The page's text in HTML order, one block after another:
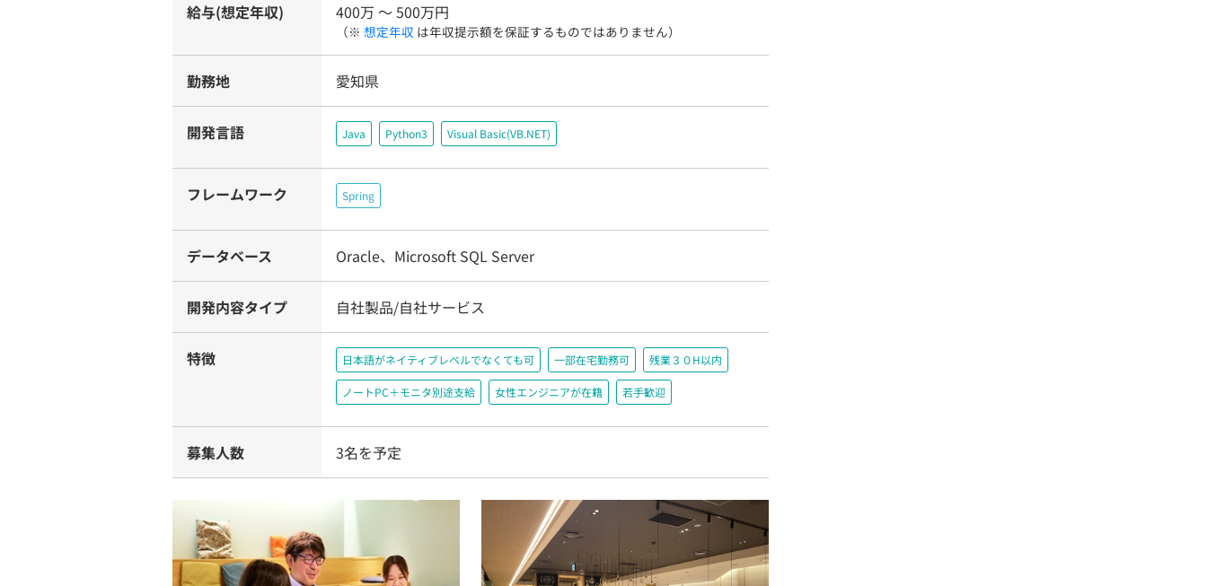
給与(想定年収) 400万 〜 500万円
（※ 想定年収 は年収提示額を保証するものではありません）
勤務地 愛知県
開発言語 Java Python3 Visual Basic(VB.NET)
フレームワーク Spring
データベース Oracle、Microsoft SQL Server
開発内容タイプ 自社製品/自社サービス
特徴 日本語がネイティブレベルでなくても可 一部在宅勤務可 残業３０H以内
ノートPC＋モニタ別途支給 女性エンジニアが在籍 若手歓迎
募集人数 3名を予定